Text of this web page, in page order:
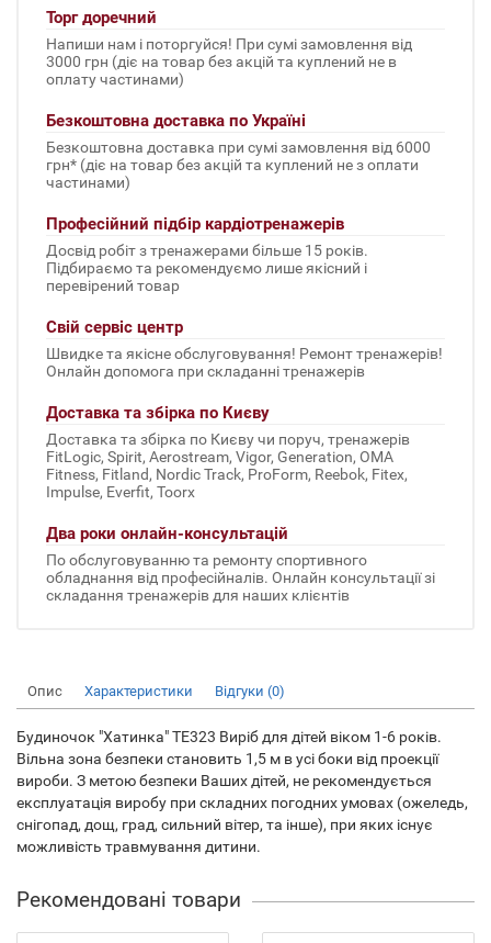
Торг доречний
Напиши нам і поторгуйся! При сумі замовлення від
3000 грн (діє на товар без акцій та куплений не в
оплату частинами)
Безкоштовна доставка по Україні
Безкоштовна доставка при сумі замовлення від 6000
грн* (діє на товар без акцій та куплений не з оплати
частинами)
Професійний підбір кардіотренажерів
Досвід робіт з тренажерами більше 15 років.
Підбираємо та рекомендуємо лише якісний і
перевірений товар
Свій сервіс центр
Швидке та якісне обслуговування! Ремонт тренажерів!
Онлайн допомога при складанні тренажерів
Доставка та збірка по Києву
Доставка та збірка по Києву чи поруч, тренажерів
FitLogic, Spirit, Aerostream, Vigor, Generation, OMA
Fitness, Fitland, Nordic Track, ProForm, Reebok, Fitex,
Impulse, Everfit, Toorx
Два роки онлайн-консультацій
По обслуговуванню та ремонту спортивного
обладнання від професійналів. Онлайн консультації зі
складання тренажерів для наших клієнтів
Опис Характеристики Відгуки (0)
Будиночок "Хатинка" ТЕ323 Виріб для дітей віком 1-6 років.
Вільна зона безпеки становить 1,5 м в усі боки від проекції
вироби. З метою безпеки Ваших дітей, не рекомендується
експлуатація виробу при складних погодних умовах (ожеледь,
снігопад, дощ, град, сильний вітер, та інше), при яких існує
можливість травмування дитини.
Рекомендовані товари